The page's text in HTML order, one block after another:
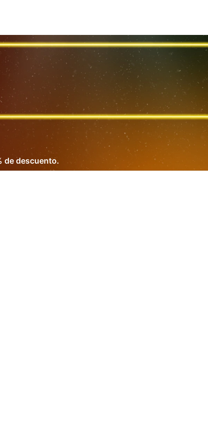
de descuento.